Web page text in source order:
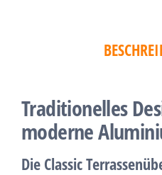
Traditionelles
moderne
Die Classic